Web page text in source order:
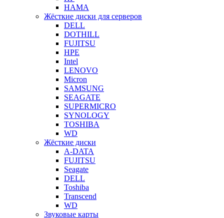
HAMA
Жёсткие диски для серверов
DELL
DOTHILL
FUJITSU
HPE
Intel
LENOVO
Micron
SAMSUNG
SEAGATE
SUPERMICRO
SYNOLOGY
TOSHIBA
WD
Жёсткие диски
A-DATA
FUJITSU
Seagate
DELL
Toshiba
Transcend
WD
Звуковые карты